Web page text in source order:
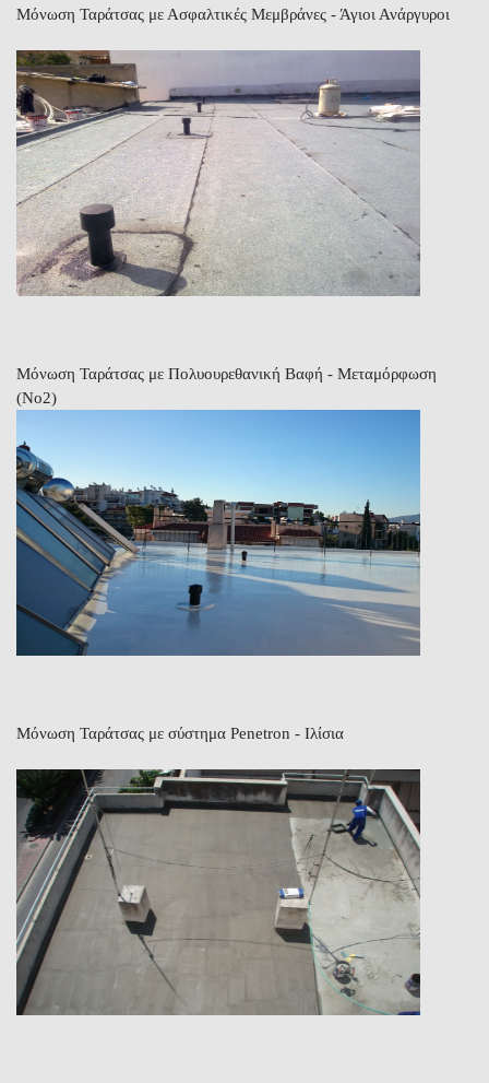
Μόνωση Ταράτσας με Ασφαλτικές Μεμβράνες - Άγιοι Ανάργυροι
Μόνωση Ταράτσας με Πολυουρεθανική Βαφή - Μεταμόρφωση
(Νο2)
Μόνωση Ταράτσας με σύστημα Penetron - Ιλίσια